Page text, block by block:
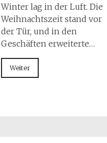
Winter lag in der Luft. Die
Weihnachtszeit stand vor
der Tür, und in den
Geschäften erweiterte…
Weiter